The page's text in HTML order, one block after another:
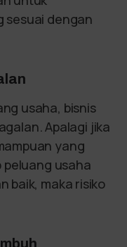
sesuai dengan
usaha, bisnis
Apalagi jika
yang
peluang usaha
baik, maka risiko